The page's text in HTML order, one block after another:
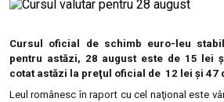
Cursul oficial de schimb euro-leu
pentru astăzi, 28 august este de 15 lei
cotat astăzi la preţul oficial de 12 lei şi 47
Leul românesc în raport cu cel naţional este